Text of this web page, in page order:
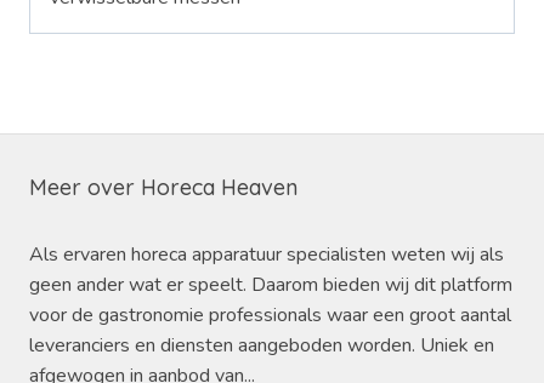
Meer over Horeca Heaven
Als ervaren horeca apparatuur specialisten weten wij als
geen ander wat er speelt. Daarom bieden wij dit platform
voor de gastronomie professionals waar een groot aantal
leveranciers en diensten aangeboden worden. Uniek en
afgewogen in aanbod van...